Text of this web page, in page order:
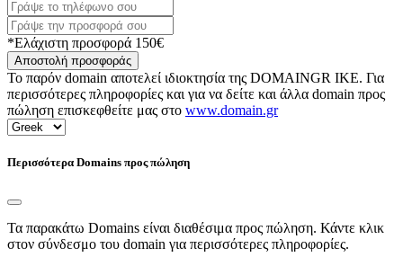
*Ελάχιστη προσφορά 150€
Αποστολή προσφοράς
Το παρόν domain αποτελεί ιδιοκτησία της DOMAINGR ΙΚΕ. Για
περισσότερες πληροφορίες και για να δείτε και άλλα domain προς
πώληση επισκεφθείτε μας στο www.domain.gr
Περισσότερα Domains προς πώληση
Τα παρακάτω Domains είναι διαθέσιμα προς πώληση. Κάντε κλικ
στον σύνδεσμο του domain για περισσότερες πληροφορίες.